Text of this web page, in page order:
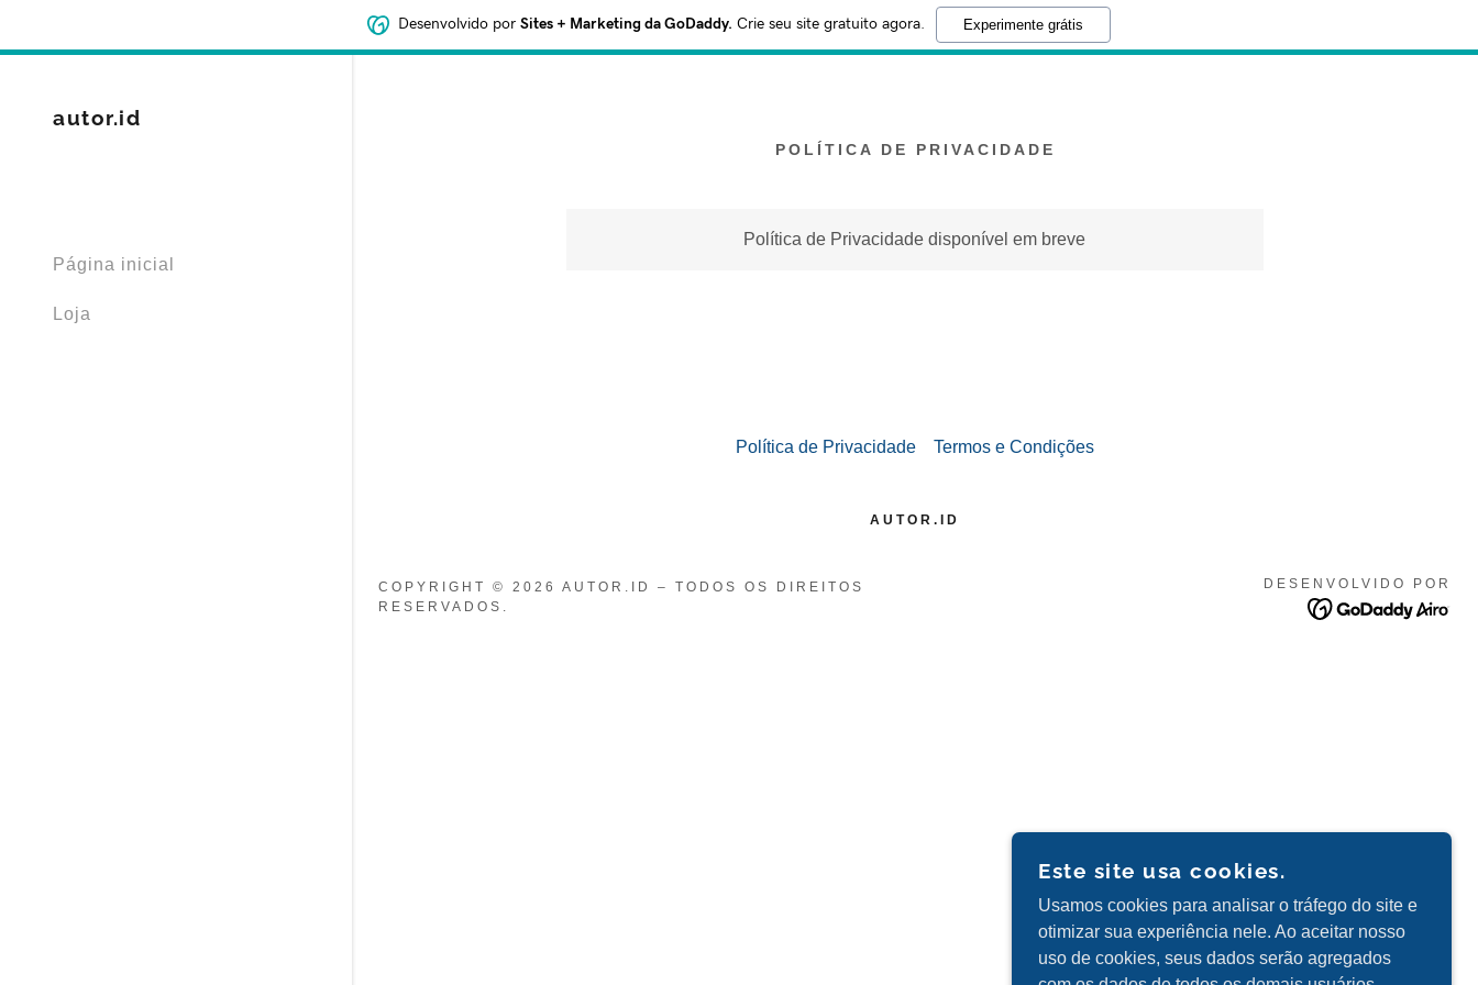
Desenvolvido por Sites + Marketing da GoDaddy. Crie seu site gratuito agora. Experimente grátis
autor.id
Página inicial
Loja
POLÍTICA DE PRIVACIDADE
Política de Privacidade disponível em breve
Política de Privacidade Termos e Condições
AUTOR.ID
COPYRIGHT © 2026 AUTOR.ID – TODOS OS DIREITOS
RESERVADOS.
DESENVOLVIDO POR
Este site usa cookies.
Usamos cookies para analisar o tráfego do site e
otimizar sua experiência nele. Ao aceitar nosso
uso de cookies, seus dados serão agregados